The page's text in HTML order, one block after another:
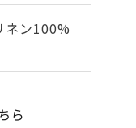
ネン100%
ら